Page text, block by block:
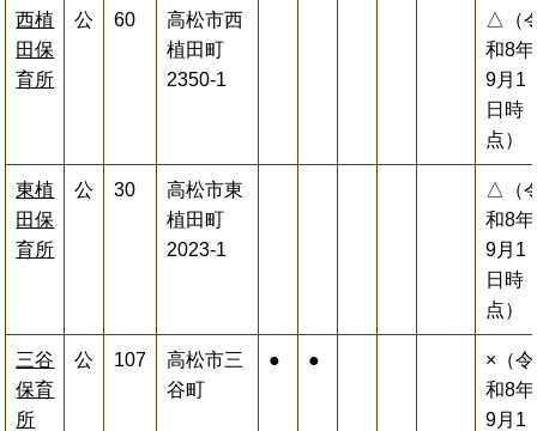
西植
田保
育所
公 60
高松市西
植田町
2350-1
△（
和8年
9月1
日時
点）
東植
田保
育所
公 30
高松市東
植田町
2023-1
△（
和8年
9月1
日時
点）
三谷
保育
所
公 107
高松市三
谷町
● ●
×（令
和8年
9月1